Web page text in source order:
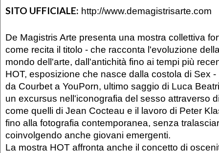
SITO UFFICIALE: http://www.demagistrisarte.com
De Magistris Arte presenta una mostra collettiva
come recita il titolo - che racconta l'evoluzione
mondo dell'arte, dall'antichità fino ai tempi più
HOT, esposizione che nasce dalla costola di Sex -
da Courbet a YouPorn, ultimo saggio di Luca
un excursus nell'iconografia del sesso attraverso
come quelli di Jean Cocteau e il lavoro di Peter
fino alla fotografia contemporanea, senza
coinvolgendo anche giovani emergenti.
La mostra HOT affronta anche il concetto di